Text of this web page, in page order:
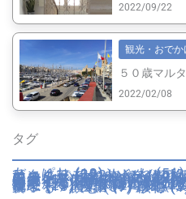
2022/09/22
観光・おでか
５０歳マル
2022/02/08
タグ
あっぱれ (13) いいね (51)
びっくり (32) もやもや
イタリア (222) イタリア
エンターテイメント (20)
カルチャー (20) ゴゾ (93)
ショップ (17) スペイン
フランス (2) マルタ (42)
不便 (11) 不動産 (7) 乗物
伝統 (5) 便利 (10) 健康
夫のピー太郎 (9) 学校・
年末年始 (8) 引越し (11)
心が痛む (1) 思いふける
日本 (10) 日本里帰り (20)
歴史 (7) 歴史的建造物 (8)
溜息 (19) 物価 (11) 猫
祝う (21) 穴場 (4) 自動車
菓子 (13) 言語 (9) 跡地
食べる・飲む (37) 骸骨